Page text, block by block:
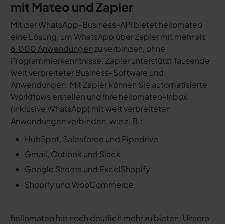
mit Mateo und Zapier
Mit der WhatsApp-Business-API bietet hellomateo
eine Lösung, um WhatsApp über Zapier mit mehr als
6.000 Anwendungenzu verbinden, ohne
Programmierkenntnisse. Zapier unterstützt Tausende
weit verbreiteter Business-Software und
Anwendungen. Mit Zapier können Sie automatisierte
Workflows erstellen und Ihre hellomateo-Inbox
(inklusive WhatsApp) mit weit verbreiteten
Anwendungen verbinden, wie z. B.:
HubSpot, Salesforce und Pipedrive
Gmail, Outlook und Slack
Google Sheets und ExcelShopify
Shopify und WooCommerce
hellomateo hat noch deutlich mehr zu bieten. Unsere